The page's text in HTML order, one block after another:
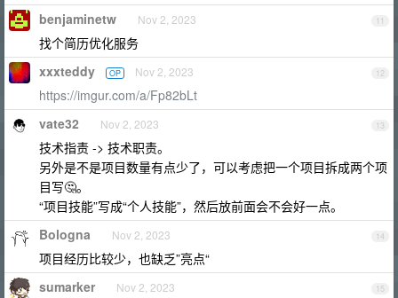
11
benjaminetw Nov 2, 2023
找个简历优化服务
12
xxxteddy OP Nov 2, 2023
https://imgur.com/a/Fp82bLt
13
vate32 Nov 2, 2023
技术指责 -> 技术职责。
另外是不是项目数量有点少了，可以考虑把一个项目拆成两个项
目写🤔。
“项目技能”写成“个人技能”，然后放前面会不会好一点。
14
Bologna Nov 2, 2023
项目经历比较少，也缺乏”亮点“
15
sumarker Nov 2, 2023